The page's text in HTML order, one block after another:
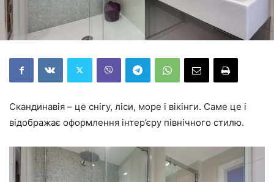
Скандинавія – це снігу, ліси, море і вікінги. Саме це і
відображає оформлення інтер’єру північного стилю.